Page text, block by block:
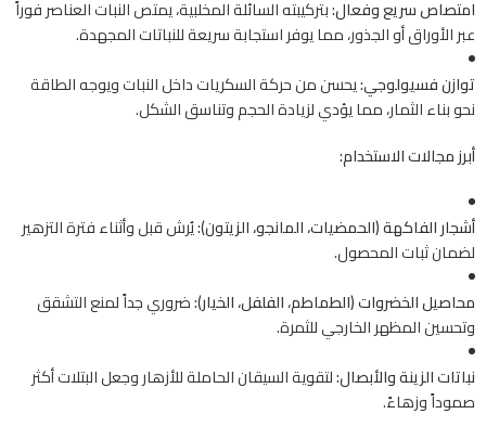
امتصاص سريع وفعال:بتركيبته السائلة المخلبية، يمتص النبات العناصر فوراً
عبر الأوراق أو الجذور، مما يوفر استجابة سريعة للنباتات المجهدة.
توازن فسيولوجي:يحسن من حركة السكريات داخل النبات ويوجه الطاقة
نحو بناء الثمار، مما يؤدي لزيادة الحجم وتناسق الشكل.
أبرز مجالات الاستخدام:
أشجار الفاكهة (الحمضيات، المانجو، الزيتون):يُرش قبل وأثناء فترة التزهير
لضمان ثبات المحصول.
محاصيل الخضروات (الطماطم، الفلفل، الخيار):ضروري جداً لمنع التشقق
وتحسين المظهر الخارجي للثمرة.
نباتات الزينة والأبصال:لتقوية السيقان الحاملة للأزهار وجعل البتلات أكثر
صموداً وزهاءً.